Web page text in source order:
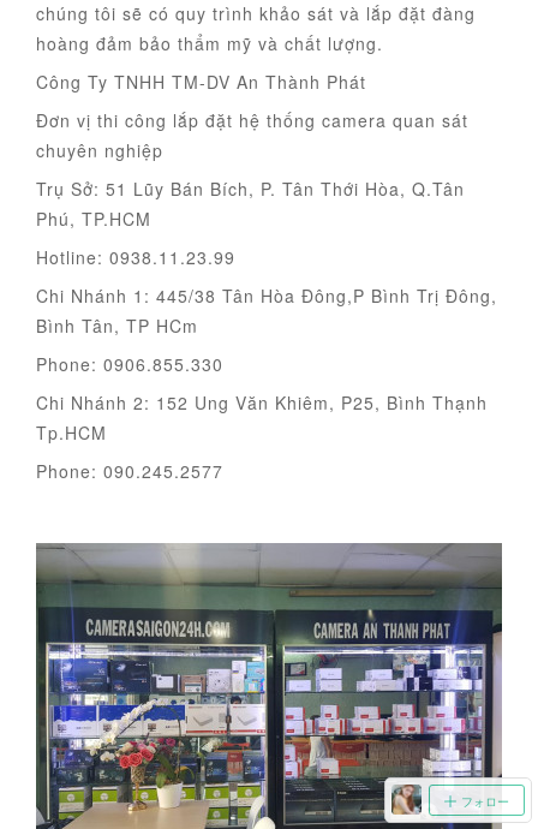
chúng tôi sẽ có quy trình khảo sát và lắp đặt đàng
hoàng đảm bảo thẩm mỹ và chất lượng.
Công Ty TNHH TM-DV An Thành Phát
Đơn vị thi công lắp đặt hệ thống camera quan sát
chuyên nghiệp
Trụ Sở: 51 Lũy Bán Bích, P. Tân Thới Hòa, Q.Tân
Phú, TP.HCM
Hotline: 0938.11.23.99
Chi Nhánh 1: 445/38 Tân Hòa Đông,P Bình Trị Đông,
Bình Tân, TP HCm
Phone: 0906.855.330
Chi Nhánh 2: 152 Ung Văn Khiêm, P25, Bình Thạnh
Tp.HCM
Phone: 090.245.2577
フォロー